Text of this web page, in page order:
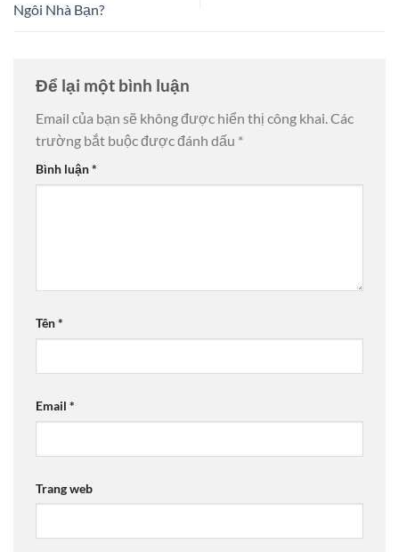
Ngôi Nhà Bạn?
Để lại một bình luận
Email của bạn sẽ không được hiển thị công khai.Các
trường bắt buộc được đánh dấu *
Bình luận*
Tên*
Email *
Trang web